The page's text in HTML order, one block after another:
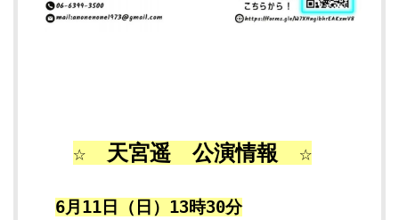
☆ 天宮遥 公演情報 ☆
6月11日（日）13時30分